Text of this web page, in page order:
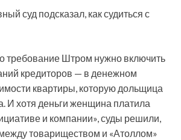
суд подсказал, как судиться с
требование Штром нужно включить
кредиторов — в денежном
квартиры, которую дольщица
И хотя деньги женщина платила
и компании», суды решили,
товариществом и «Атоллом»